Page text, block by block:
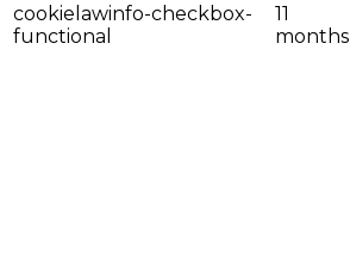
cookielawinfo-checkbox-
functional
11
months